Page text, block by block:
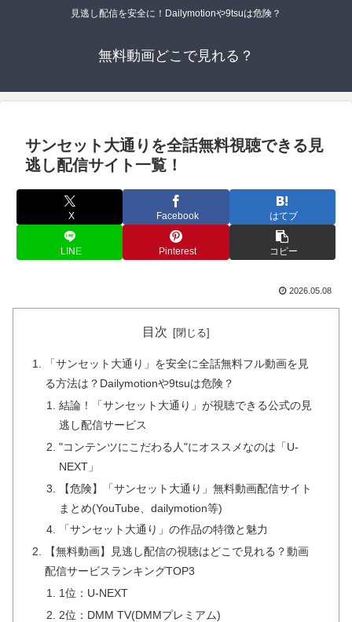
見逃し配信を安全に！Dailymotionや9tsuは危険？
無料動画どこで見れる？
サンセット大通りを全話無料視聴できる見
逃し配信サイト一覧！
X Facebook はてブ
LINE Pinterest コピー
2026.05.08
目次
「サンセット大通り」を安全に全話無料フル動画を見
る方法は？Dailymotionや9tsuは危険？
結論！「サンセット大通り」が視聴できる公式の見
逃し配信サービス
"コンテンツにこだわる人"にオススメなのは「U-
NEXT」
【危険】「サンセット大通り」無料動画配信サイト
まとめ(YouTube、dailymotion等)
「サンセット大通り」の作品の特徴と魅力
【無料動画】見逃し配信の視聴はどこで見れる？動画
配信サービスランキングTOP3
1位：U-NEXT
2位：DMM TV(DMMプレミアム)